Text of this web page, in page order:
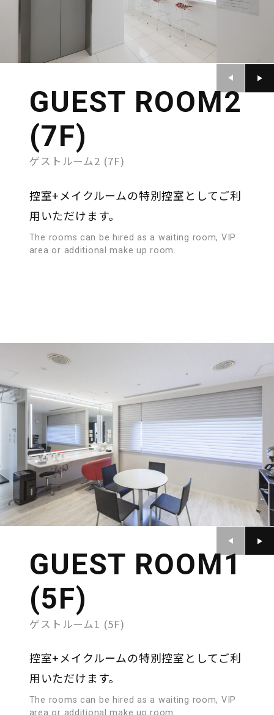
PRIVACY POLICY
GUEST ROOM2
(7F)
ゲストルーム2 (7F)
控室+メイクルームの特別控室としてご利
用いただけます。
The rooms can be hired as a waiting room, VIP
area or additional make up room.
GUEST ROOM1
(5F)
ゲストルーム1 (5F)
控室+メイクルームの特別控室としてご利
用いただけます。
The rooms can be hired as a waiting room, VIP
area or additional make up room.